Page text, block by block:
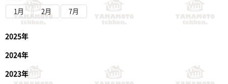
1月 2月 7月
2025年
2024年
2023年